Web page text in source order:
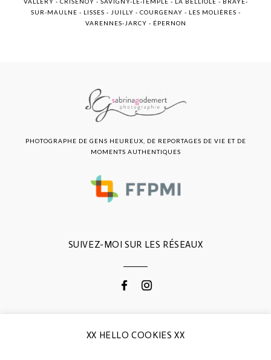
SUR-MAULNE - LISSES - JUILLY - COURGENAY - LES MOLIÈRES -
VARENNES-JARCY - ÉPERNON
SUIVEZ-MOI SUR LES RÉSEAUX
PHOTOGRAPHE DE GENS HEUREUX, DE REPORTAGES DE VIE ET DE
MOMENTS AUTHENTIQUES
CONTACTEZ-MOI
XX HELLO COOKIES XX